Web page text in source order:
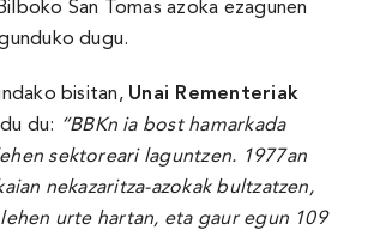
San Tomas azoka ezagunen
dugu.
bisitan, Unai Rementeriak
du: “BBKn ia bost hamarkada
sektoreari laguntzen. 1977an
nekazaritza-azokak bultzatzen,
lehen urte hartan, eta gaur egun 109